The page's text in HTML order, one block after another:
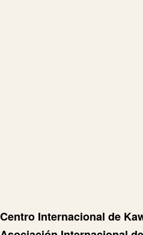
Centro Internacional de